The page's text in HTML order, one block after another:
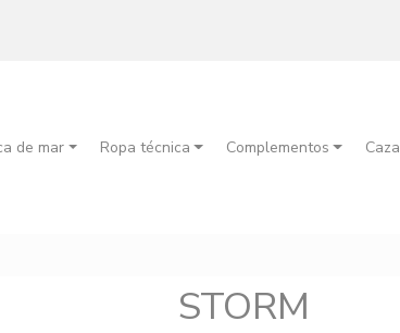
de mar Ropa técnica Complementos Caza
STORM